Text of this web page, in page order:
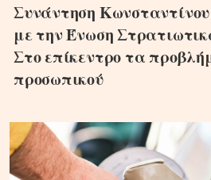
Συνάντηση
με την Ένωση
Στο επίκεντρο τα
προσωπικού